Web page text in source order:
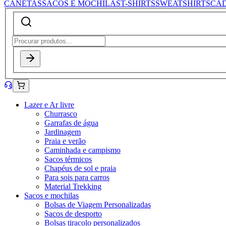
CANETASSACOS E MOCHILAST-SHIRTSSWEATSHIRTS
Lazer e Ar livre
Churrasco
Garrafas de água
Jardinagem
Praia e verão
Caminhada e campismo
Sacos térmicos
Chapéus de sol e praia
Para sois para carros
Material Trekking
Sacos e mochilas
Bolsas de Viagem Personalizadas
Sacos de desporto
Bolsas tiracolo personalizados